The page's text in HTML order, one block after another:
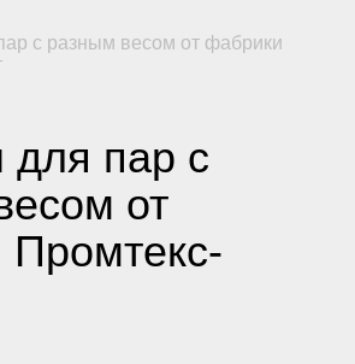
с разным весом от фабрики
пар с
от